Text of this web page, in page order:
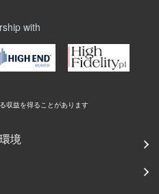
with
収益を得ることがあります
境